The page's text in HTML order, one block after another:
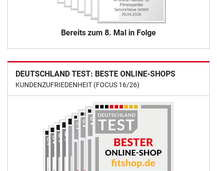
Bereits zum 8. Mal in Folge
DEUTSCHLAND TEST: BESTE ONLINE-SHOPS
KUNDENZUFRIEDENHEIT (FOCUS 16/26)